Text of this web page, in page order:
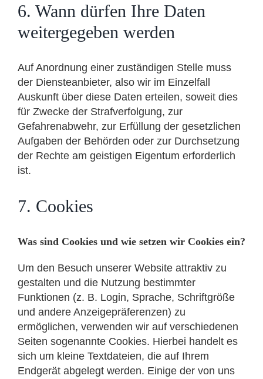
6. Wann dürfen Ihre Daten
weitergegeben werden
Auf Anordnung einer zuständigen Stelle muss
der Diensteanbieter, also wir im Einzelfall
Auskunft über diese Daten erteilen, soweit dies
für Zwecke der Strafverfolgung, zur
Gefahrenabwehr, zur Erfüllung der gesetzlichen
Aufgaben der Behörden oder zur Durchsetzung
der Rechte am geistigen Eigentum erforderlich
ist.
7. Cookies
Was sind Cookies und wie setzen wir Cookies ein?
Um den Besuch unserer Website attraktiv zu
gestalten und die Nutzung bestimmter
Funktionen (z. B. Login, Sprache, Schriftgröße
und andere Anzeigepräferenzen) zu
ermöglichen, verwenden wir auf verschiedenen
Seiten sogenannte Cookies. Hierbei handelt es
sich um kleine Textdateien, die auf Ihrem
Endgerät abgelegt werden. Einige der von uns